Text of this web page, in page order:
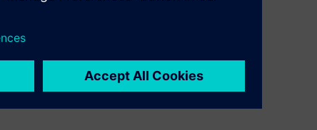
Toodetega